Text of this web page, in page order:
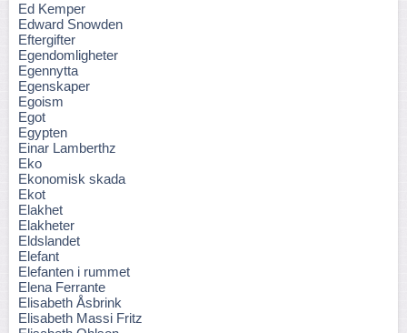
Ed Kemper
Edward Snowden
Eftergifter
Egendomligheter
Egennytta
Egenskaper
Egoism
Egot
Egypten
Einar Lamberthz
Eko
Ekonomisk skada
Ekot
Elakhet
Elakheter
Eldslandet
Elefant
Elefanten i rummet
Elena Ferrante
Elisabeth Åsbrink
Elisabeth Massi Fritz